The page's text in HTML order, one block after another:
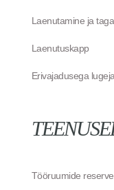
Laenutamine ja
Laenutuskapp
Erivajadusega
Tööruumide